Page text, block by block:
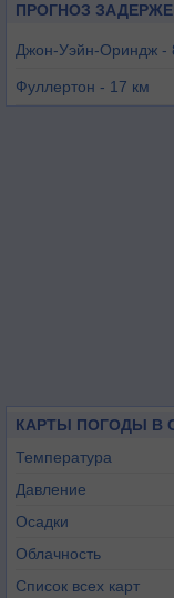
ПРОГНОЗ
Джон-Уэйн-Ориндж -
Фуллертон - 17 км
КАРТЫ ПОГОДЫ В
Температура
Давление
Осадки
Облачность
Список всех карт